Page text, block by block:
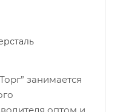
занимается